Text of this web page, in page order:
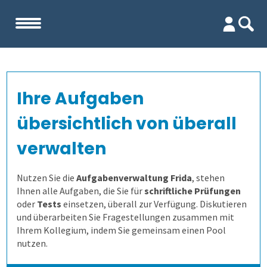
Unternehmen
Kennenlernen
Referenzen
Lehrevaluation
Kursevaluation
Wer erfährt was, und wie?
Auswertungen direkt abrufen
Wie finden wir die Antworten?
Prüfungsprozess
1. Aufgaben verwalten
Ihre Aufgaben
übersichtlich von überall
verwalten
Nutzen Sie dieAufgabenverwaltung Frida, stehen
Ihnen alle Aufgaben, die Sie fürschriftliche Prüfungen
oder Tests einsetzen, überall zur Verfügung. Diskutieren
und überarbeiten Sie Fragestellungen zusammen mit
Ihrem Kollegium, indem Sie gemeinsam einen Pool
nutzen.